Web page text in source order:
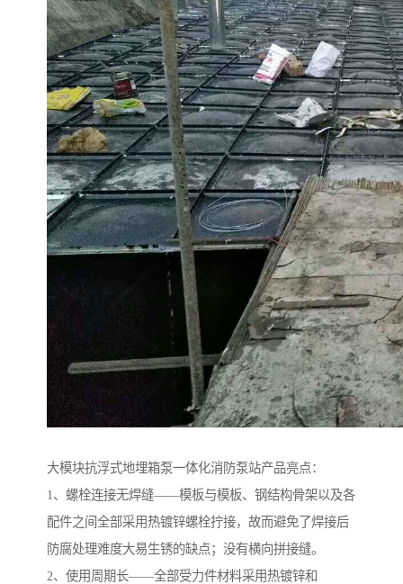
大模块抗浮式地埋箱泵一体化消防泵站产品亮点：
1、螺栓连接无焊缝——模板与模板、钢结构骨架以及各
配件之间全部采用热镀锌螺栓拧接，故而避免了焊接后
防腐处理难度大易生锈的缺点；没有横向拼接缝。
​2、使用周期长——全部受力件材料采用热镀锌和